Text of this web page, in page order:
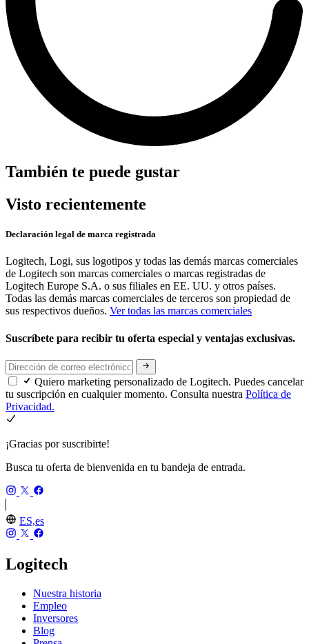
También te puede gustar
Visto recientemente
Declaración legal de marca registrada
Logitech, Logi, sus logotipos y todas las demás marcas comerciales
de Logitech son marcas comerciales o marcas registradas de
Logitech Europe S.A. o sus filiales en EE. UU. y otros países.
Todas las demás marcas comerciales de terceros son propiedad de
sus respectivos dueños. Ver todas las marcas comerciales
Suscríbete para recibir tu oferta especial y ventajas exclusivas.
Quiero marketing personalizado de Logitech. Puedes cancelar
tu suscripción en cualquier momento. Consulta nuestra Política de
Privacidad.
¡Gracias por suscribirte!
Busca tu oferta de bienvenida en tu bandeja de entrada.
ES,es
Logitech
Nuestra historia
Empleo
Inversores
Blog